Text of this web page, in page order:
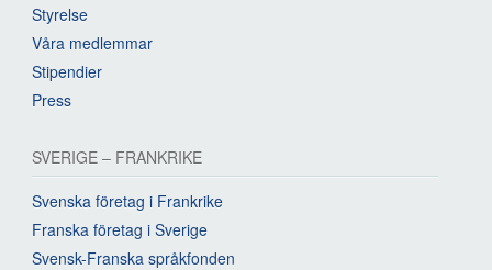
Styrelse
Våra medlemmar
Stipendier
Press
SVERIGE – FRANKRIKE
Svenska företag i Frankrike
Franska företag i Sverige
Svensk-Franska språkfonden